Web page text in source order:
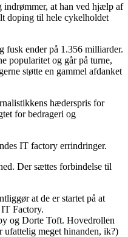
indrømmer, at han ved hjælp af
doping til hele cykelholdet
fusk ender på 1.356 milliarder.
popularitet og går på turne,
støtte en gammel afdanket
hæderspris for
for bedrageri og
IT factory errindringer.
Der sættes forbindelse til
at de er startet på at
Factory.
og Dorte Toft. Hovedrollen
meget hinanden, ik?)